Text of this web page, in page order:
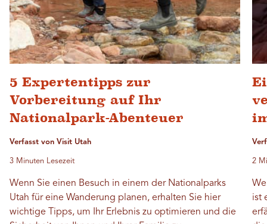
5 Expertentipps zur
Vorbereitung auf Ihr
Nationalpark-Abenteuer
Verfasst von Visit Utah
3 Minuten Lesezeit
Wenn Sie einen Besuch in einem der Nationalparks
Utah für eine Wanderung planen, erhalten Sie hier
wichtige Tipps, um Ihr Erlebnis zu optimieren und die
2
ist